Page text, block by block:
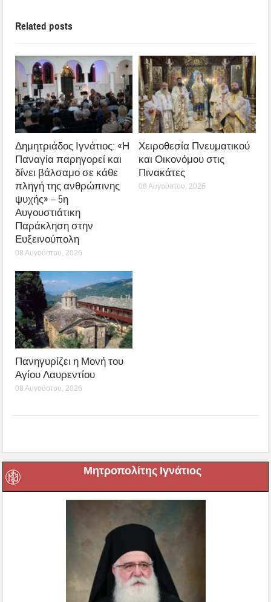
Related posts
Δημητριάδος Ιγνάτιος: «Η
Παναγία παρηγορεί και
δίνει βάλσαμο σε κάθε
πληγή της ανθρώπινης
ψυχής» – 5η
Αυγουστιάτικη
Παράκληση στην
Ευξεινούπολη
08 Αυγούστου, 2026
Χειροθεσία Πνευματικού
και Οικονόμου στις
Πινακάτες
08 Αυγούστου, 2026
Πανηγυρίζει η Μονή του
Αγίου Λαυρεντίου
08 Αυγούστου, 2026
Μητροπολίτης Ιγνάτιος